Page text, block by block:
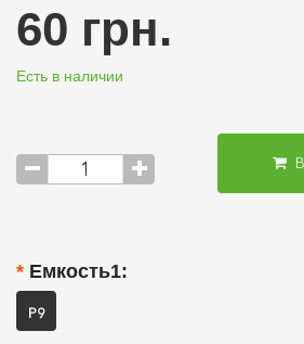
60 грн.
Есть в наличии
Емкость1:
P9